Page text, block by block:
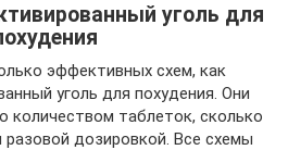
уголь для
эффективных схем, как
уголь для похудения. Они
количеством таблеток, сколько
разовой дозировкой. Все схемы